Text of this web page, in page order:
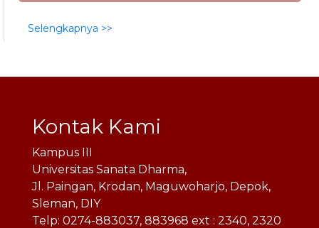
Selengkapnya >>
Kontak Kami
Kampus III
Universitas Sanata Dharma,
Jl. Paingan, Krodan, Maguwoharjo, Depok,
Sleman, DIY
Telp: 0274-883037, 883968 ext : 2340, 2320